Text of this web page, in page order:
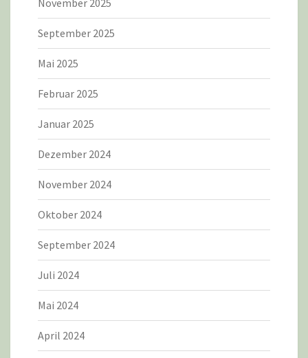
November 2025
September 2025
Mai 2025
Februar 2025
Januar 2025
Dezember 2024
November 2024
Oktober 2024
September 2024
Juli 2024
Mai 2024
April 2024